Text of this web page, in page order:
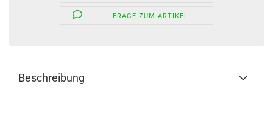
FRAGE ZUM ARTIKEL
Beschreibung